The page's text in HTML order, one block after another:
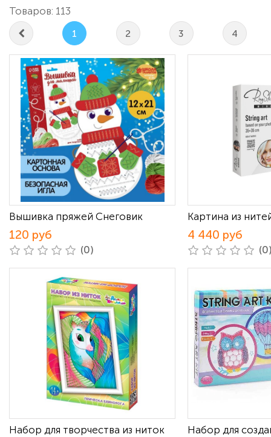
Товаров: 113
1 2 3 4
Вышивка пряжей Снеговик
120 руб
(0)
Картина из
4 440 руб
Набор для творчества из ниток
Набор для